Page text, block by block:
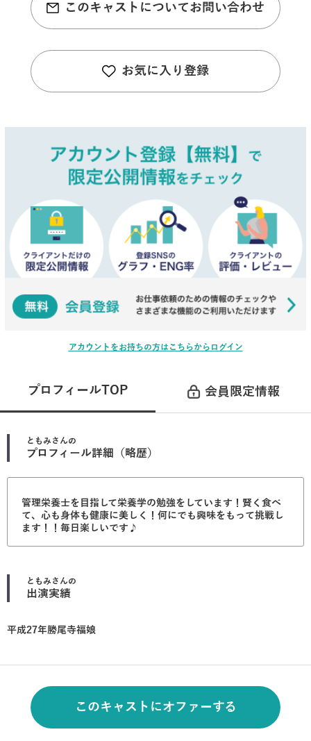
このキャストについてお問い合わせ
お気に入り登録
アカウントをお持ちの方はこちらからログイン
プロフィールTOP 会員限定情報
ともみさんの
プロフィール詳細（略歴）
管理栄養士を目指して栄養学の勉強をしています！賢く食べ
て、心も身体も健康に美しく！何にでも興味をもって挑戦し
ます！！毎日楽しいです♪
ともみさんの
出演実績
平成27年勝尾寺福娘
このキャストにオファーする